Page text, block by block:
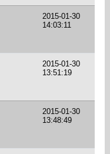
2015-01-30
14:03:11
2015-01-30
13:51:19
2015-01-30
13:48:49